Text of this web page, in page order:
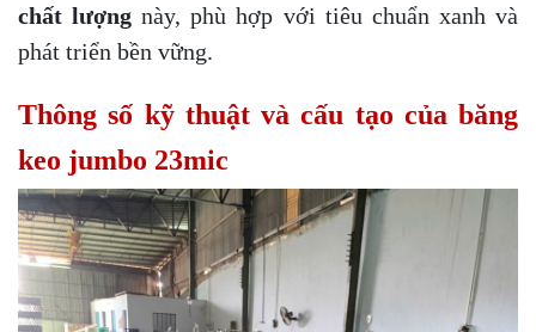
chất lượng này, phù hợp với tiêu chuẩn xanh và
phát triển bền vững.
Thông số kỹ thuật và cấu tạo của băng
keo jumbo 23mic